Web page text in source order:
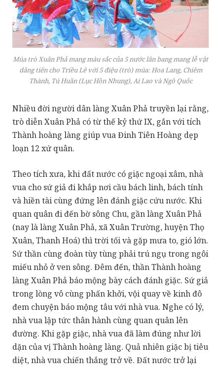
Múa trò Xuân Phả mang màu sắc của 5 nước lân bang mang lễ vật
dâng tiến cho Triều Lê với 5 điệu (trò) múa: Hoa Lang, Chiêm
Thành, Tú Huần (Lục Hồn Nhung), Ai Lao và Ngô Quốc
Nhiều đời người dân làng Xuân Phả truyền lại rằng,
trò diễn Xuân Phả có từ thế kỷ thứ IX, gắn với tích
Thành hoàng làng giúp vua Đinh Tiên Hoàng dẹp
loạn 12 xứ quân.
Theo tích xưa, khi đất nước có giặc ngoại xâm, nhà
vua cho sứ giả đi khắp nơi cầu bách linh, bách tính
và hiền tài cùng đứng lên đánh giặc cứu nước. Khi
quan quân đi đến bờ sông Chu, gần làng Xuân Phả
(nay là làng Xuân Phả, xã Xuân Trường, huyện Thọ
Xuân, Thanh Hoá) thì trời tối và gặp mưa to, gió lớn.
Sứ thần cùng đoàn tùy tùng phải trú ngụ trong ngôi
miếu nhỏ ở ven sông. Đêm đến, thần Thành hoàng
làng Xuân Phả báo mộng bày cách đánh giặc. Sứ giả
trong lòng vô cùng phấn khởi, vội quay về kinh đô
đem chuyện báo mộng tâu với nhà vua. Nghe có lý,
nhà vua lập tức thân hành cùng quan quân lên
đường. Khi gặp giặc, nhà vua đã làm đúng như lời
dặn của vị Thành hoàng làng. Quả nhiên giặc bị tiêu
diệt, nhà vua chiến thắng trở về. Đất nước trở lại